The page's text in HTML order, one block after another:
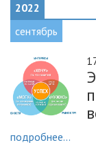
2022
сентябрь
подробнее...